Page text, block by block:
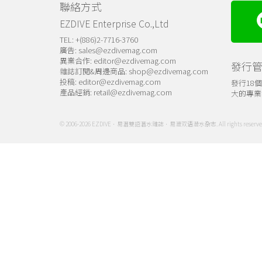
聯絡方式
EZDIVE Enterprise Co.,Ltd
TEL: +(886)2-7716-3760
廣告: sales@ezdivemag.com
異業合作: editor@ezdivemag.com
雜誌訂閱&周邊商品: shop@ezdivemag.com
投稿: editor@ezdivemag.com
產品經銷: retail@ezdivemag.com
發行
發行18
大的專
© 2006-2026 EZDIVE．易潛雙語潛水雜誌．易潜双语潜水杂志. All rights